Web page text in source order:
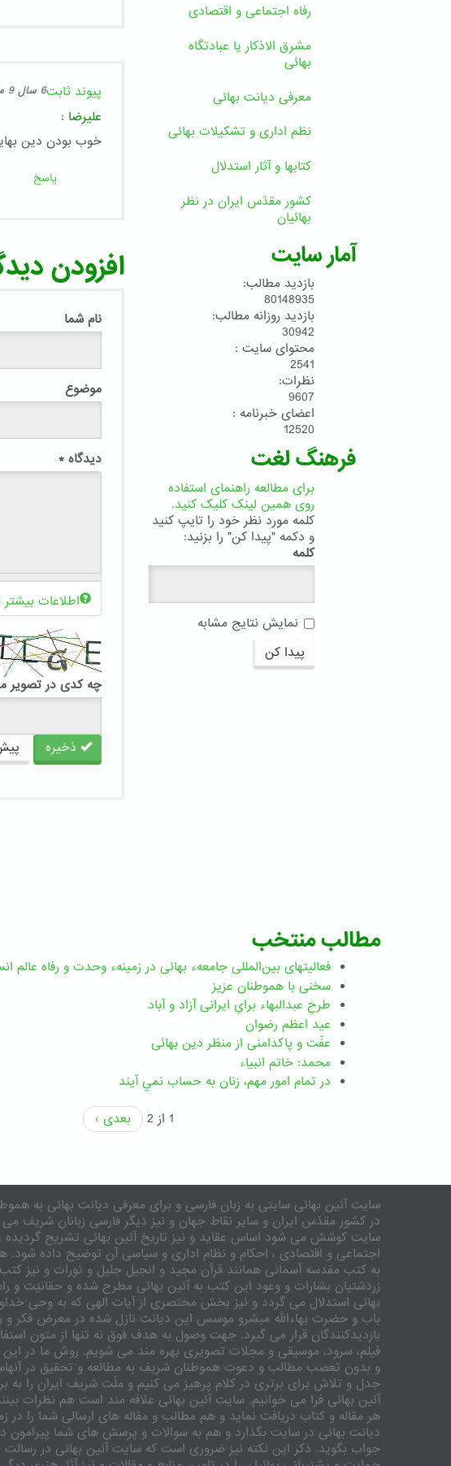
پیوند ثابت6 سال 9 ماه پیش
علیرضا :
خوب بودن دین
پاسخ
افزودن
نام شما
موضوع
دیدگاه *
اطلاعات
چه کدی در تصویر
ذخیره
رفاه اجتماعی و اقتصادی
مشرق الاذکار یا عبادتگاه
بهائی
معرفی دیانت بهائی
نظم اداری و تشکیلات بهائی
کتابها و آثار استدلال
کشور مقدّس ایران در نظر
بهائیان
آمار سایت
بازدید مطالب:
80148935
بازدید روزانه مطالب:
30942
محتوای سایت :
2541
نظرات:
9607
اعضای خبرنامه :
12520
فرهنگ لغت
برای مطالعه راهنمای استفاده
روی همین لینک کلیک کنید.
کلمه مورد نظر خود را تایپ کنید
و دکمه "پیدا کن" را بزنید:
کلمه
نمایش نتایج مشابه
پیدا کن
مطالب منتخب
فعالیتهای بین‌المللی جامعهء بهائی در زمینهء وحدت و رفاه عالم
سخنی با هموطنان عزیز
طرحِ عبدالبهاء برایِ ایرانی آزاد و آباد
عید اعظم رضوان
عفّت و پاکدامنی از منظر دین بهائی
محمد: خاتم انبیاء
در تمام امور مهم،‌ زنان به حساب نمي آيند
1 از 2
بعدی ›
سایت آئین بهائی سایتی به زبان فارسی و برای معرفی دیانت بهائی به
در کشور مقدّس ایران و سایر نقاط جهان و نیز دیگر فارسی زبانان شریف
سایت کوشش می شود اساس عقاید و نیز تاریخ آئین بهائی تشریح گردیده ،
اجتماعی و اقتصادی ، احکام و نظام اداری و سیاسی آن توضیح داده شود.
به کتب مقدسه آسمانی همانند قرآن مجید و انجیل جلیل و تورات و نیز
زردشتیان بشارات و وعود این کتب به آئین بهائی مطرح شده و حقانیّت و
بهائی استدلال می گردد و نیز بخش مختصری از آیات الهی که به وحی
باب و حضرت بهاءالله مبشرو موسس این دیانت نازل شده در معرض فکر و
بازدیدکنندگان قرار می گیرد. جهت وصول به هدف فوق نه تنها از متون
فیلم، سرود، موسیقی و مجلات تصویری بهره مند می شویم. روش ما در این
و بدون تعصب مطالب و دعوت هموطنان شریف به مطالعه و تحقیق در
جدل و تلاش برای برتری در کلام پرهیز می کنیم و ملّت شریف ایران را به
آئین بهائی فرا می خوانیم. سایت آئین بهائی علاقه مند است هم نظرات
هر مقاله و کتاب دریافت نماید و هم مطالب و مقاله های ارسالی شما را در
دیانت بهائی در سایت بگذارد و هم به سوالات و پرسش های شما پیرامون
جواب بگوید. ذکر این نکته نیز ضروری است که سایت آئین بهائی در